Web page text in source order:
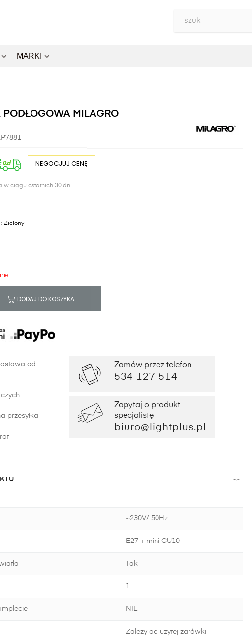
MARKI
PODŁOGOWA MILAGRO
NEGOCJUJ CENĘ
w ciągu ostatnich 30 dni
Zielony
DODAJ DO KOSZYKA
od
przesyłka
Zamów przez telefon
534 127 514
Zapytaj o produkt
specjalistę
biuro@lightplus.pl
~230V/ 50Hz
E27 + mini GU10
Tak
1
NIE
Zależy od użytej żarówki